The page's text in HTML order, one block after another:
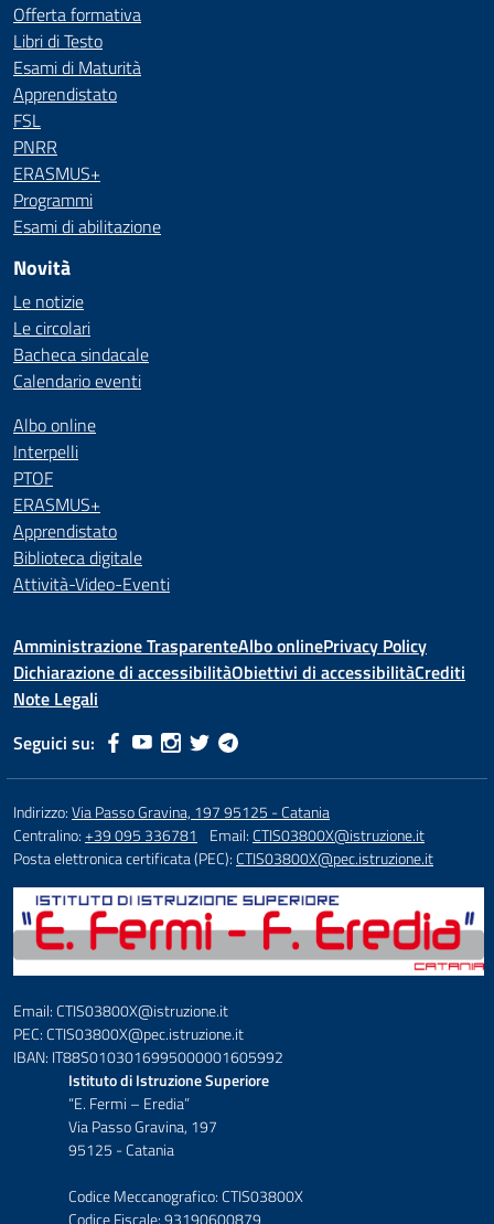
Offerta formativa
Libri di Testo
Esami di Maturità
Apprendistato
FSL
PNRR
ERASMUS+
Programmi
Esami di abilitazione
Novità
Le notizie
Le circolari
Bacheca sindacale
Calendario eventi
Albo online
Interpelli
PTOF
ERASMUS+
Apprendistato
Biblioteca digitale
Attività-Video-Eventi
Amministrazione TrasparenteAlbo onlinePrivacy Policy
Dichiarazione di accessibilitàObiettivi di accessibilitàCrediti
Note Legali
Seguici su:
Indirizzo:Via Passo Gravina, 197 95125 - Catania
Centralino:+39 095 336781 Email:CTIS03800X@istruzione.it
Posta elettronica certificata (PEC):CTIS03800X@pec.istruzione.it
Email: CTIS03800X@istruzione.it
PEC: CTIS03800X@pec.istruzione.it
IBAN: IT88S0103016995000001605992
Istituto di Istruzione Superiore
“E. Fermi – Eredia”
Via Passo Gravina, 197
95125 - Catania
Codice Meccanografico: CTIS03800X
Codice Fiscale: 93190600879